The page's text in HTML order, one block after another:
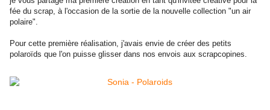
fée du scrap, à l'occasion de la sortie de la nouvelle collection "un air
polaire".
Pour cette première réalisation, j'avais envie de créer des petits
polaroïds que l'on puisse glisser dans nos envois aux scrapcopines.